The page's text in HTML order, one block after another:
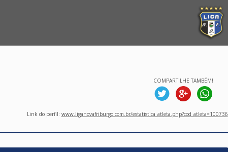
COMPARTILHE TAMBÉM!
Link do perfil: www.liganovafriburgo.com.br/estatistica_atleta.php?cod_atleta=100736